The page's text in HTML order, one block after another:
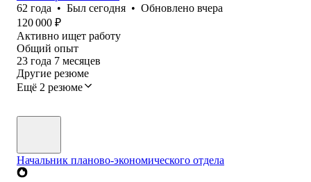
62 года • Был сегодня • Обновлено вчера
120 000 ₽
Активно ищет работу
Общий опыт
23 года 7 месяцев
Другие резюме
Ещё 2 резюме
Начальник планово-экономического отдела